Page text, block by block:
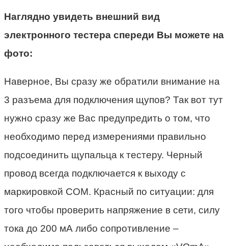
Наглядно увидеть внешний вид
электронного тестера спереди Вы можете на
фото:
Наверное, Вы сразу же обратили внимание на
3 разъема для подключения щупов? Так вот тут
нужно сразу же Вас предупредить о том, что
необходимо перед измерениями правильно
подсоединить щупальца к тестеру. Черный
провод всегда подключается к выходу с
маркировкой COM. Красный по ситуации: для
того чтобы проверить напряжение в сети, силу
тока до 200 мА либо сопротивление –